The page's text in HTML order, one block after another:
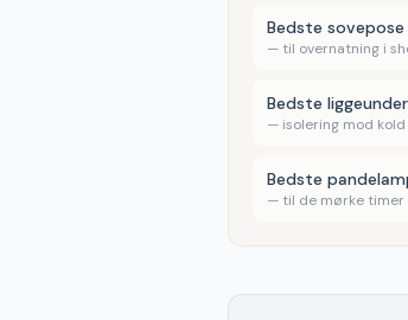
Bedste
— til overnatning i
Bedste
— isolering mod
Bedste
— til de mørke timer